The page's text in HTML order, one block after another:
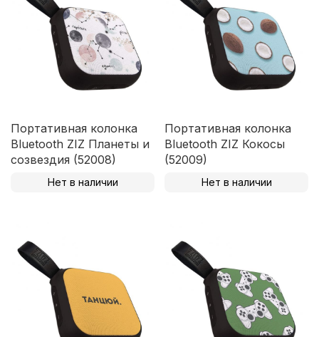
Портативная колонка
Bluetooth ZIZ Планеты и
созвездия (52008)
Нет в наличии
Портативная колонка
Bluetooth ZIZ Кокосы
(52009)
Нет в наличии